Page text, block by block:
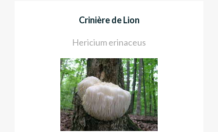
Crinière de Lion
Hericium erinaceus